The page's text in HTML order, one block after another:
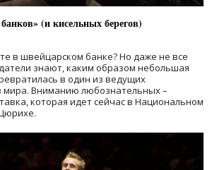
(и кисельных берегов)
в швейцарском банке? Но даже не все
знают, каким образом небольшая
в один из ведущих
мира. Вниманию любознательных –
которая идет сейчас в Национальном